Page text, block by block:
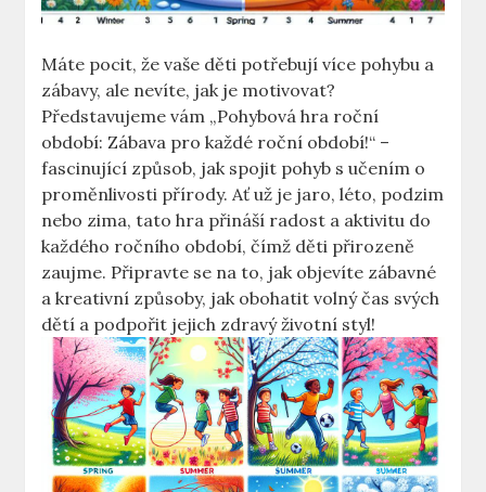
Máte pocit, že vaše děti potřebují více pohybu a
zábavy, ale nevíte, jak je motivovat?
Představujeme vám „Pohybová hra roční
období: Zábava pro každé roční období!“ –
fascinující způsob, jak spojit pohyb s učením o
proměnlivosti přírody. Ať už je jaro, léto, podzim
nebo zima, tato hra přináší radost a aktivitu do
každého ročního období, čímž děti přirozeně
zaujme. Připravte se na to, jak objevíte zábavné
a kreativní způsoby, jak obohatit volný čas svých
dětí a podpořit jejich zdravý životní styl!